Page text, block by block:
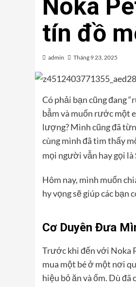
Noka
tín đồ
admin Tháng 9 23, 2025
Có phải bạn cũng đang
bẫm và muốn rước một
lượng? Mình cũng đã
cùng mình đã tìm thấy
mọi người vẫn hay gọi là
Hôm nay, mình muốn
hy vọng sẽ giúp các bạn
Cơ Duyên Đưa
Trước khi đến với Noka
mua một bé ở một nơi
hiệu bỏ ăn và ốm. Dù